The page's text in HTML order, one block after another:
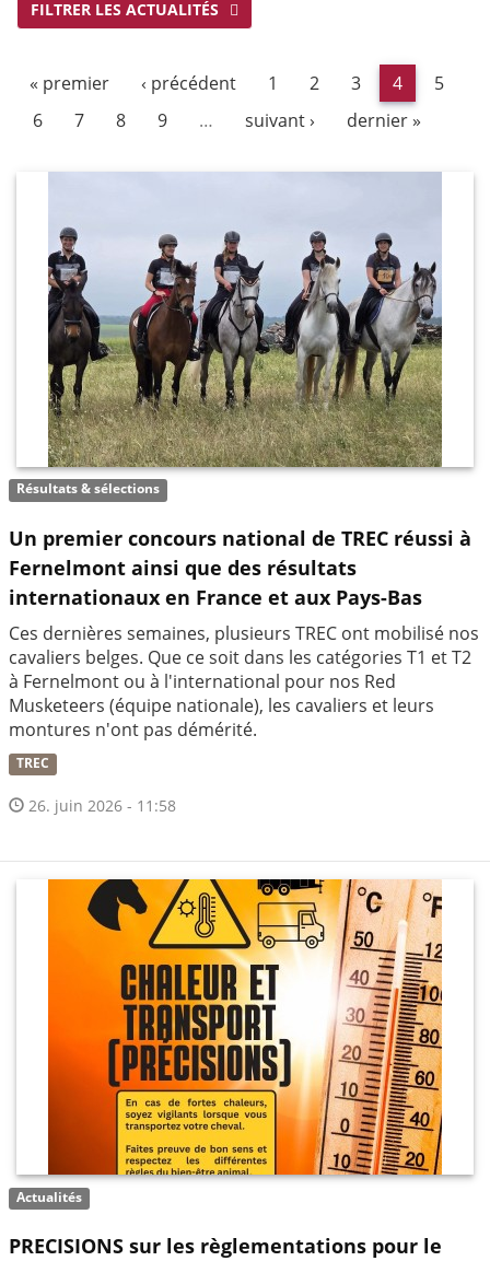
FILTRER LES ACTUALITÉS
« premier ‹ précédent 1 2 3 4
5
6
7 8 9 … suivant › dernier »
Résultats & sélections
Un premier concours national de TREC réussi à
Fernelmont ainsi que des résultats
internationaux en France et aux Pays-Bas
Ces dernières semaines, plusieurs TREC ont mobilisé nos
cavaliers belges. Que ce soit dans les catégories T1 et T2
à Fernelmont ou à l'international pour nos Red
Musketeers (équipe nationale), les cavaliers et leurs
montures n'ont pas démérité.
TREC
26. juin 2026 - 11:58
Actualités
PRECISIONS sur les règlementations pour le